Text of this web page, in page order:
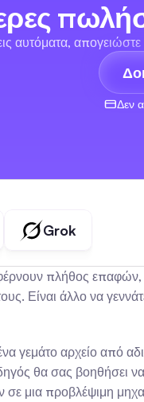
Grok
πλήθος
Είναι άλλο να
γεμάτο αρχείο από
θα σας βοηθήσει
σε μια προβλέψιμη
αυτόματα,
Δεν